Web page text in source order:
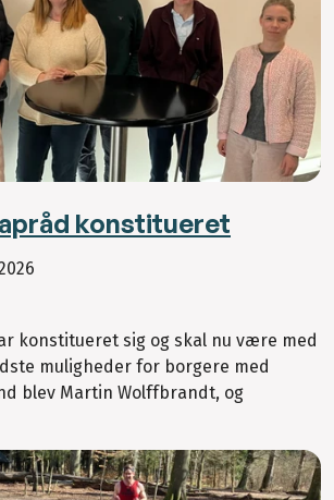
konstitueret
konstitueret sig og skal nu være med
muligheder for borgere med
blev Martin Wolffbrandt, og